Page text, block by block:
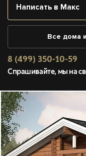
Написать в Макс
Все дома
8 (499) 350-10-59
Спрашивайте, мы на